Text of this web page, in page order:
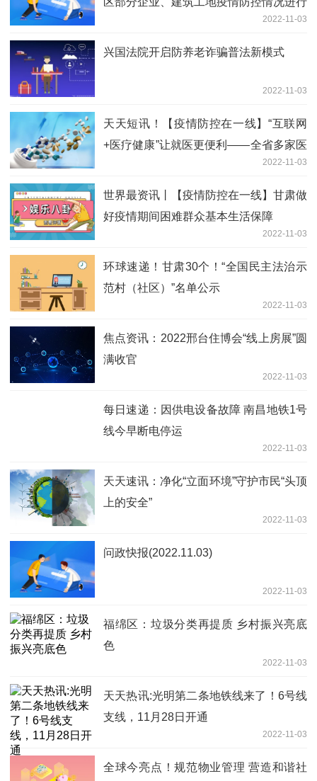
2022-11-03
兴国法院开启防养老诈骗普法新模式
2022-11-03
天天短讯！【疫情防控在一线】“互联网
+医疗健康”让就医更便利——全省多家医
疗机构持续扩充互联网诊疗资源助力疫情
防控
2022-11-03
世界最资讯丨【疫情防控在一线】甘肃做
好疫情期间困难群众基本生活保障
2022-11-03
环球速递！甘肃30个！“全国民主法治示
范村（社区）”名单公示
2022-11-03
焦点资讯：2022邢台住博会“线上房展”圆
满收官
2022-11-03
每日速递：因供电设备故障 南昌地铁1号
线今早断电停运
2022-11-03
天天速讯：净化“立面环境”守护市民“头顶
上的安全”
2022-11-03
问政快报(2022.11.03)
2022-11-03
福绵区：垃圾分类再提质 乡村振兴亮底
色
2022-11-03
天天热讯:光明第二条地铁线来了！6号线
支线，11月28日开通
2022-11-03
全球今亮点！规范物业管理 营造和谐社